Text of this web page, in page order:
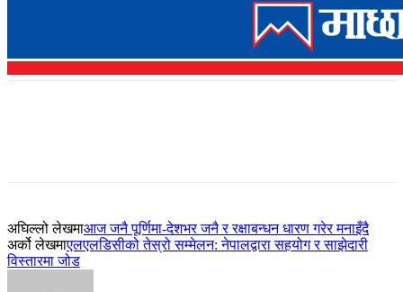
अघिल्लो लेखमाआज जनै पूर्णिमा-देशभर जनै र रक्षाबन्धन धारण गरेर मनाइँदै
अर्को लेखमाएलएलडिसीको तेस्रो सम्मेलन: नेपालद्वारा सहयोग र साझेदारी
विस्तारमा जोड